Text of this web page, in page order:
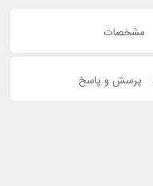
مشخصات
پرسش و پاسخ